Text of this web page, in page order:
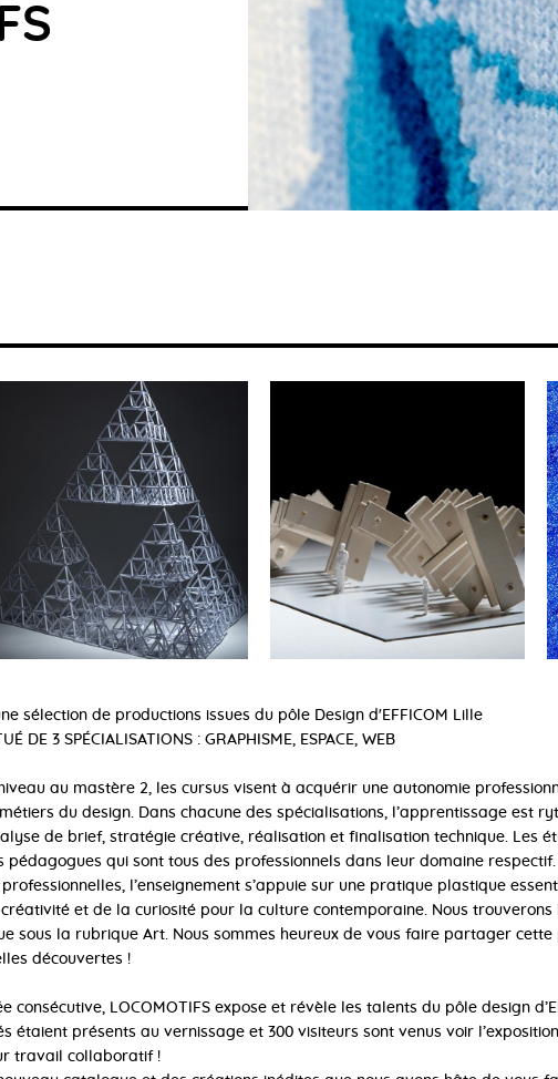
sélection de productions issues du pôle Design d'EFFICOM Lille
DE 3 SPÉCIALISATIONS : GRAPHISME, ESPACE, WEB
au mastère 2, les cursus visent à acquérir une autonomie
du design. Dans chacune des spécialisations, l’apprentissage est
de brief, stratégie créative, réalisation et finalisation technique. Les
pédagogues qui sont tous des professionnels dans leur domaine
l’enseignement s’appuie sur une pratique plastique
et de la curiosité pour la culture contemporaine. Nous trouverons
sous la rubrique Art. Nous sommes heureux de vous faire partager cette
découvertes !
consécutive, LOCOMOTIFS expose et révèle les talents du pôle design
étaient présents au vernissage et 300 visiteurs sont venus voir
travail collaboratif !